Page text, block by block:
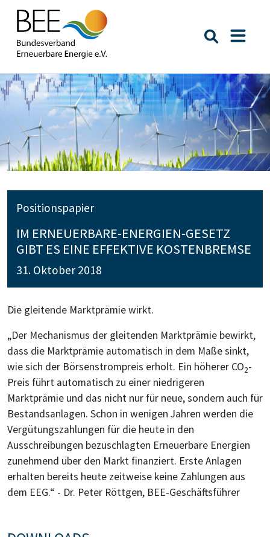
Suche
Positionspapier
IM ERNEUERBARE-ENERGIEN-GESETZ
GIBT ES EINE EFFEKTIVE KOSTENBREMSE
31. Oktober 2018
Die gleitende Marktprämie wirkt.
„Der Mechanismus der gleitenden Marktprämie bewirkt,
dass die Marktprämie automatisch in dem Maße sinkt,
wie sich der Börsenstrompreis erholt. Ein höherer CO2-
Preis führt automatisch zu einer niedrigeren
Marktprämie und das nicht nur für neue, sondern auch für
Bestandsanlagen. Schon in wenigen Jahren werden die
Vergütungszahlungen für die heute in den
Ausschreibungen bezuschlagten Erneuerbare Energien
zunehmend über den Markt finanziert. Erste Anlagen
erhalten bereits heute zeitweise keine Zahlungen aus
dem EEG.“ - Dr. Peter Röttgen, BEE-Geschäftsführer